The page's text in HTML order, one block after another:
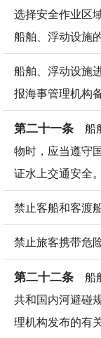
选择安全作业区
船舶、浮动设施
船舶、浮动设施
报海事管理机构备
第二十一条 船
物时，应当遵守
证水上交通安全。
禁止客船和客渡
禁止旅客携带危
第二十二条 船
共和国内河避碰
理机构发布的有